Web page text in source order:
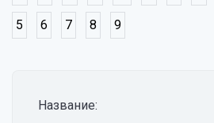
Название:
5 6 7 8 9